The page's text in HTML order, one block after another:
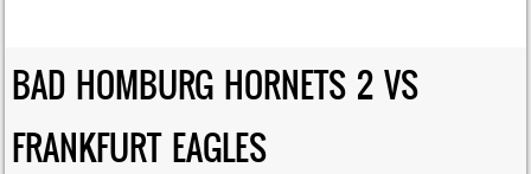
BAD HOMBURG HORNETS 2 VS
FRANKFURT EAGLES